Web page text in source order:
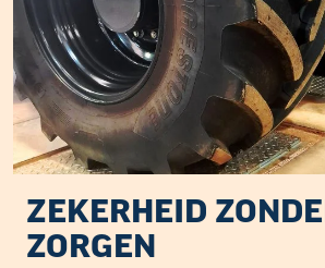
ZEKERHEID
ZORGEN